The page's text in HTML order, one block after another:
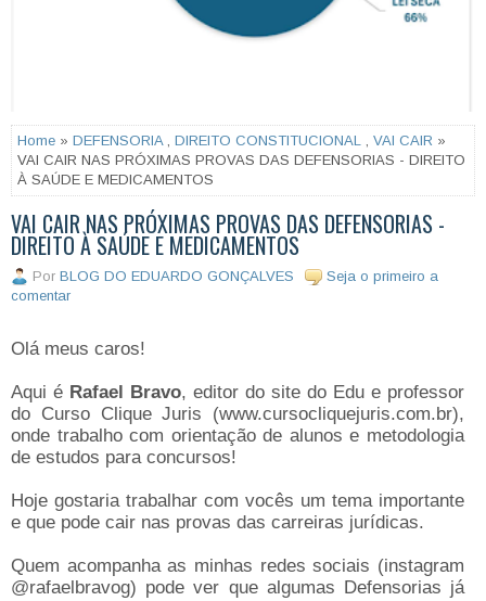
Home » DEFENSORIA DIREITO CONSTITUCIONAL VAI CAIR »
VAI CAIR NAS PRÓXIMAS PROVAS DAS DEFENSORIAS - DIREITO
À SAÚDE E MEDICAMENTOS
VAI CAIR NAS PRÓXIMAS PROVAS DAS DEFENSORIAS -
DIREITO À SAÚDE E MEDICAMENTOS
Por BLOG DO EDUARDO GONÇALVES
Seja o primeiro a
comentar
Olá meus caros!
Aqui é Rafael Bravo, editor do site do Edu e professor
do Curso Clique Juris (www.cursocliquejuris.com.br),
onde trabalho com orientação de alunos e metodologia
de estudos para concursos!
Hoje gostaria trabalhar com vocês um tema importante
e que pode cair nas provas das carreiras jurídicas.
Quem acompanha as minhas redes sociais (instagram
@rafaelbravog) pode ver que algumas Defensorias já